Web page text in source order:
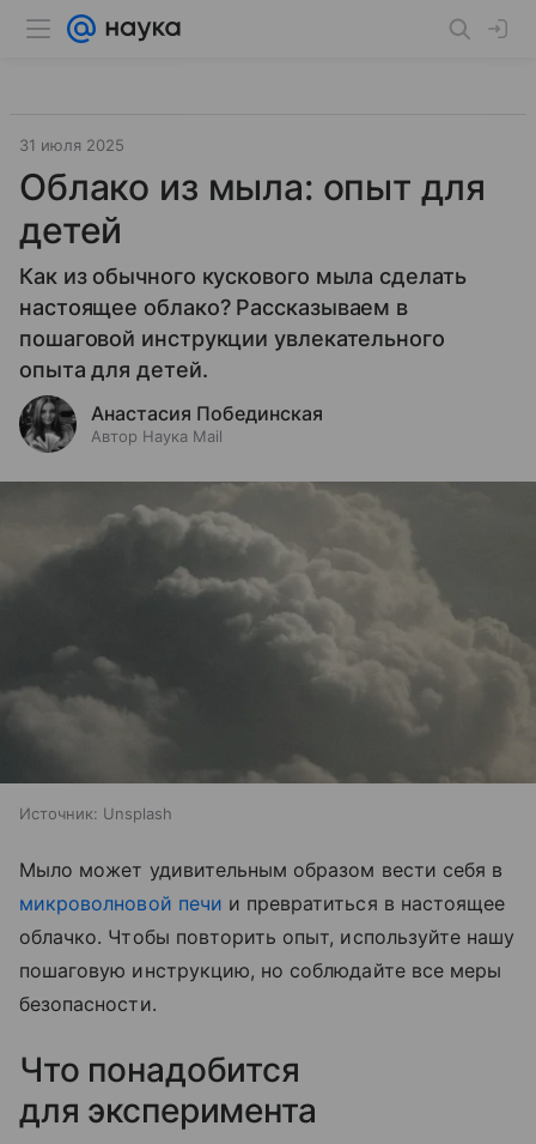
31 июля 2025
Облако из мыла: опыт для
детей
Как из обычного кускового мыла сделать
настоящее облако? Рассказываем в
пошаговой инструкции увлекательного
опыта для детей.
Анастасия Побединская
Автор Наука Mail
Источник: Unsplash
Мыло может удивительным образом вести себя в
микроволновой печи и превратиться в настоящее
облачко. Чтобы повторить опыт, используйте нашу
пошаговую инструкцию, но соблюдайте все меры
безопасности.
Что понадобится
для эксперимента